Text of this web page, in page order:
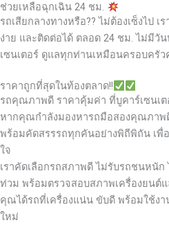
ช่วยเหลือฉุกเฉิน 24 ชม.
รถเสียกลางทางหรือ?? ไม่ต้องเซ็งไป
ง่าย และติดต่อได้ ตลอด 24 ชม. ไม่มีวั
เซนเตอร์ ดูแลทุกท่านเหมือนครอบครัว
ราคาถูกที่สุดในท้องตลาด!!
รถคุณภาพดี ราคาคุ้มค่า ที่บูคาร์เซนเต
หากคุณกำลังมองหารถมือสองคุณภาพ
พร้อมคัดสรรรถทุกคันอย่างพิถีพิถัน เพื่
ใจ
เราคัดเลือกรถสภาพดี ไม่รับรถชนหนั
ท่วม พร้อมตรวจสอบสภาพเครื่องยนต์
คุณได้รถที่เครื่องแน่น ขับดี พร้อมใช้ง
ใหม่